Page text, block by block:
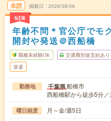
未読
NEW
掲載日 2026/08/06
年齢不問＊官公庁でモ
開封や発送＠西船橋
職種未経験OK 交通費別途支給あり
派遣
勤務地 千葉県船橋市
西船橋駅から徒歩5分
曜日頻度 月～金/週5日